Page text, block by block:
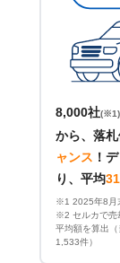
8,000社(※1)
から、落札
ャンス ！
り、平均
※1 2025年8月
※2 セルカで売
平均額を算出
1,533件）